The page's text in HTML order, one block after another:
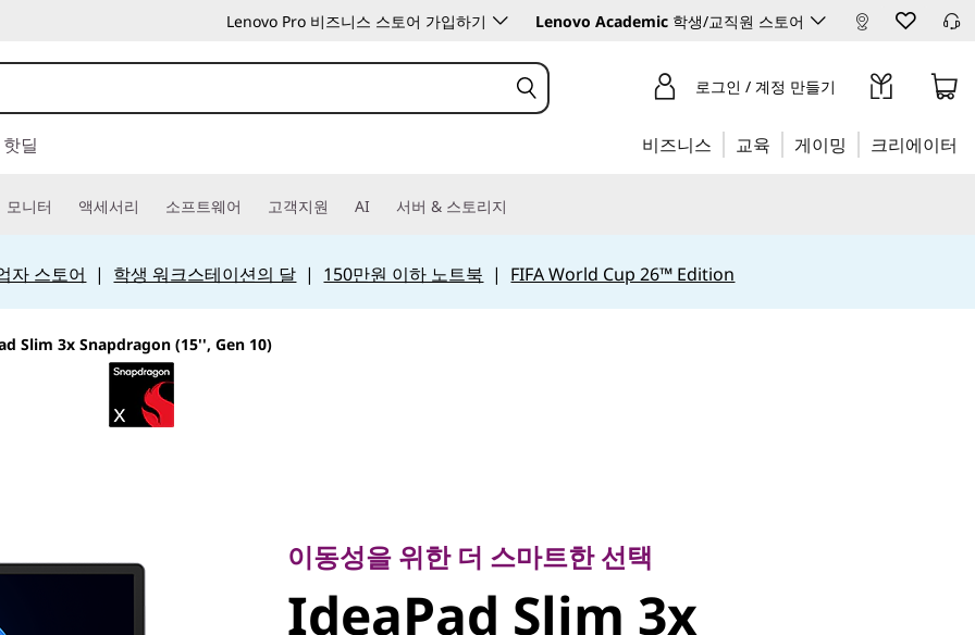
Lenovo Pro 비즈니스 스토어 가입하기 Lenovo Academic 학생/교직원 스토어
로그인 / 계정 만들기
핫딜 비즈니스 교육 게이밍 크리에이터
모니터 액세서리 소프트웨어 고객지원 AI 서버 & 스토리지
자 스토어 | 학생 워크스테이션의 달 | 150만원 이하 노트북 | FIFA World Cup 26™ Edition
Slim 3x Snapdragon (15'', Gen 10)
IdeaPad Slim 3x
이동성을 위한 더 스마트한 선택
IdeaPad Slim 3x